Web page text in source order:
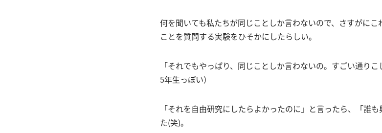
何を聞いても私たちが同じことしか言わないので、さすがにこ
ことを質問する実験をひそかにしたらしい。
「それでもやっぱり、同じことしか言わないの。すごい通り
5年生っぽい）
「それを自由研究にしたらよかったのに」と言ったら、「誰
た(笑)。